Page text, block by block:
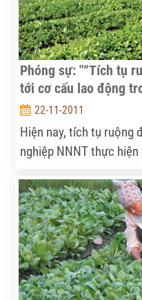
hợp sau 10 năm thực
Phóng sự: "“Tích tụ
tới cơ cấu lao động
22-11-2011
Hiện nay, tích tụ ruộng
nghiệp NNNT thực
sẽ được tái cơ cấu lao
dấu hỏi lớn cho nhà